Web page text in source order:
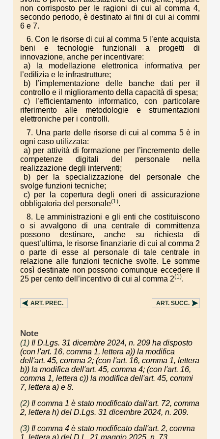
non corrisposto per le ragioni di cui al comma 4,
secondo periodo, è destinato ai fini di cui ai commi
6 e 7.
6. Con le risorse di cui al comma 5 l’ente acquista
beni e tecnologie funzionali a progetti di
innovazione, anche per incentivare:
a) la modellazione elettronica informativa per
l’edilizia e le infrastrutture;
b) l’implementazione delle banche dati per il
controllo e il miglioramento della capacità di spesa;
c) l’efficientamento informatico, con particolare
riferimento alle metodologie e strumentazioni
elettroniche per i controlli.
7. Una parte delle risorse di cui al comma 5 è in
ogni caso utilizzata:
a) per attività di formazione per l’incremento delle
competenze digitali del personale nella
realizzazione degli interventi;
b) per la specializzazione del personale che
svolge funzioni tecniche;
c) per la copertura degli oneri di assicurazione
obbligatoria del personale(1).
8. Le amministrazioni e gli enti che costituiscono
o si avvalgono di una centrale di committenza
possono destinare, anche su richiesta di
quest’ultima, le risorse finanziarie di cui al comma 2
o parte di esse al personale di tale centrale in
relazione alle funzioni tecniche svolte. Le somme
così destinate non possono comunque eccedere il
25 per cento dell’incentivo di cui al comma 2(1).
ART. PREC. ART. SUCC.
Note
(1) Il D.Lgs. 31 dicembre 2024, n. 209 ha disposto
(con l'art. 16, comma 1, lettera a)) la modifica
dell'art. 45, comma 2; (con l'art. 16, comma 1, lettera
b)) la modifica dell'art. 45, comma 4; (con l'art. 16,
comma 1, lettera c)) la modifica dell'art. 45, commi
7, lettera a) e 8.
(2) Il comma 1 è stato modificato dall'art. 72, comma
2, lettera h) del D.Lgs. 31 dicembre 2024, n. 209.
(3) Il comma 4 è stato modificato dall'art. 2, comma
1, lettera a) del D.L. 21 maggio 2025, n. 73,